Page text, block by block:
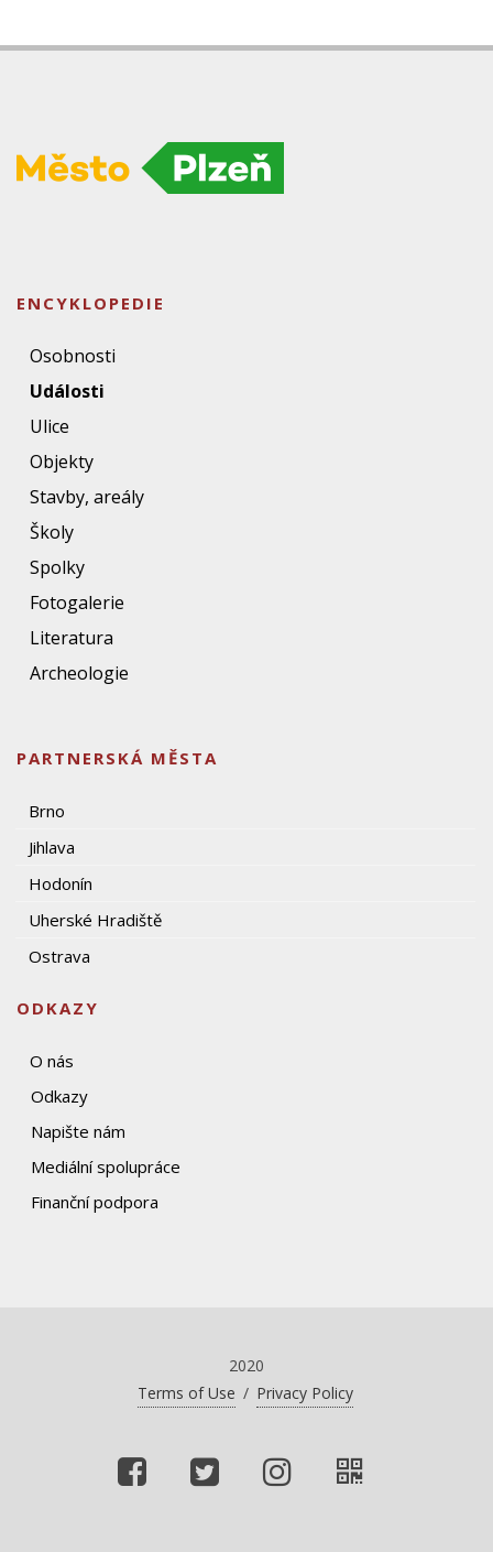
ENCYKLOPEDIE
Osobnosti
Události
Ulice
Objekty
Stavby, areály
Školy
Spolky
Fotogalerie
Literatura
Archeologie
PARTNERSKÁ MĚSTA
Brno
Jihlava
Hodonín
Uherské Hradiště
Ostrava
ODKAZY
O nás
Odkazy
Napište nám
Mediální spolupráce
Finanční podpora
2020
Terms of Use / Privacy Policy